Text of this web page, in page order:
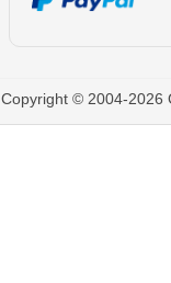
Copyright © 2004-2026